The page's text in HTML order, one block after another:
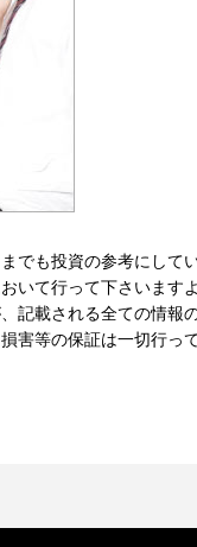
でも投資の参考にして
いて行って下さいます
記載される全ての情報
害等の保証は一切行っ